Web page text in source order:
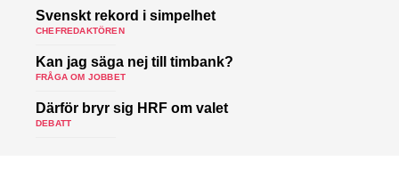
Svenskt rekord i simpelhet
CHEFREDAKTÖREN
Kan jag säga nej till timbank?
FRÅGA OM JOBBET
Därför bryr sig HRF om valet
DEBATT